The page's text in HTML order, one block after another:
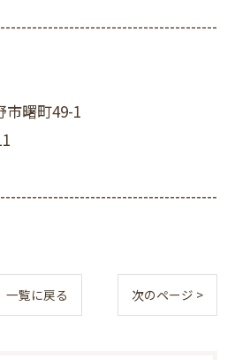
市曙町49-1
一覧に戻る 次のページ >